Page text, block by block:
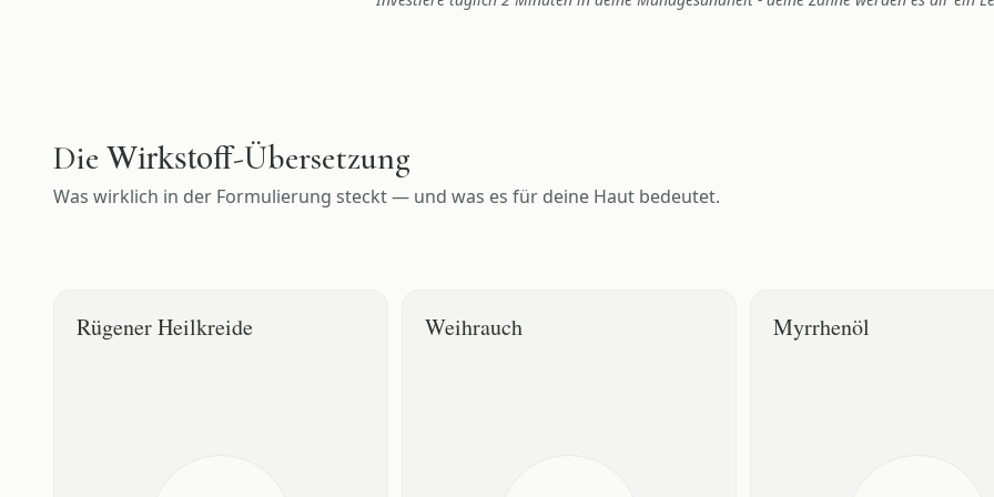
Die Wirkstoff-Übersetzung
Was wirklich in der Formulierung steckt — und was es für deine Haut bedeutet.
Rügener Heilkreide Weihrauch Myrrhenöl